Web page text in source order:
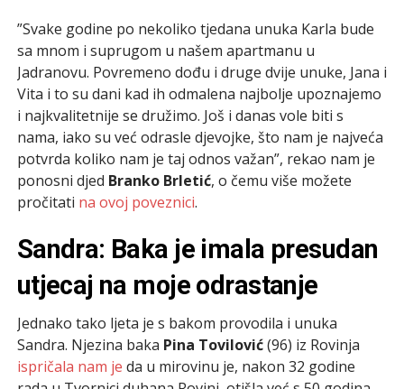
”Svake godine po nekoliko tjedana unuka Karla bude
sa mnom i suprugom u našem apartmanu u
Jadranovu. Povremeno dođu i druge dvije unuke, Jana i
Vita i to su dani kad ih odmalena najbolje upoznajemo
i najkvalitetnije se družimo. Još i danas vole biti s
nama, iako su već odrasle djevojke, što nam je najveća
potvrda koliko nam je taj odnos važan”, rekao nam je
ponosni djed Branko Brletić, o čemu više možete
pročitati na ovoj poveznici.
Sandra: Baka je imala presudan
utjecaj na moje odrastanje
Jednako tako ljeta je s bakom provodila i unuka
Sandra. Njezina baka Pina Tovilović(96) iz Rovinja
ispričala nam je da u mirovinu je, nakon 32 godine